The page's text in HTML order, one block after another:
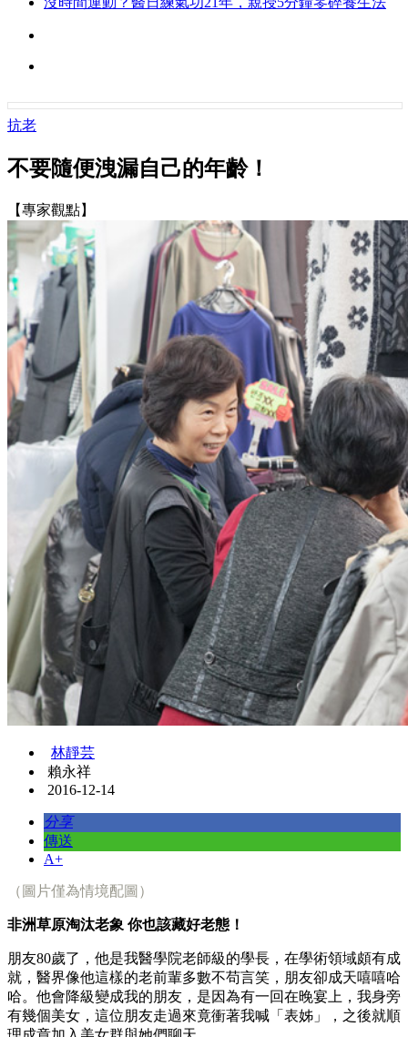
抗老
不要隨便洩漏自己的年齡！
【專家觀點】
林靜芸
賴永祥
2016-12-14
分享
傳送
A+
（圖片僅為情境配圖）
非洲草原淘汰老象 你也該藏好老態！
朋友80歲了，他是我醫學院老師級的學長，在學術領域頗有成
就，醫界像他這樣的老前輩多數不苟言笑，朋友卻成天嘻嘻哈
哈。他會降級變成我的朋友，是因為有一回在晚宴上，我身旁
有幾個美女，這位朋友走過來竟衝著我喊「表姊」，之後就順